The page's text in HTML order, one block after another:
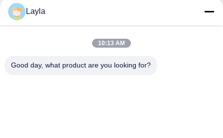
0086-18688885859
Layla
10:13 AM
Good day, what product are you looking for?